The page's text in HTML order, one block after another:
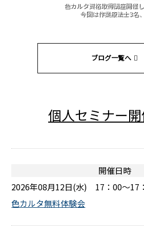
色カルタ資格取得講座開催
今回は作業療法士3名、
ブログ一覧へ
個人セミナー
開催日時
2026年08月12日(水) 17：00～17
色カルタ無料体験会